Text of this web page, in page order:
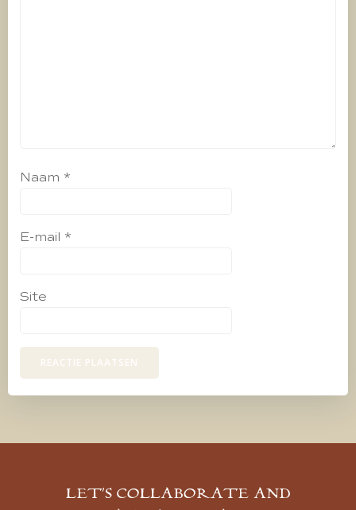
Naam *
E-mail *
Site
LET’S COLLABORATE AND